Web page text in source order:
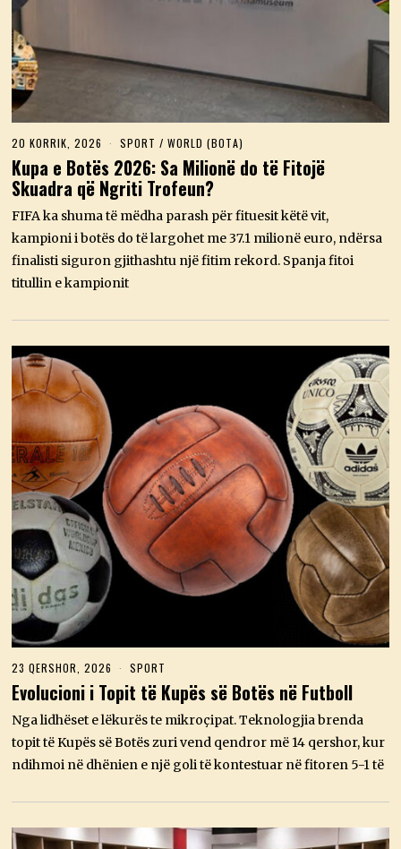
20 KORRIK, 2026
K
O
R
R
K
,
0
SPORT / WORLD (BOTA)
Kupa e Botës 2026: Sa Milionë do të Fitojë
Skuadra që Ngriti Trofeun?
FIFA ka shuma të mëdha parash për fituesit këtë vit,
kampioni i botës do të largohet me 37.1 milionë euro, ndërsa
finalisti siguron gjithashtu një fitim rekord. Spanja fitoi
titullin e kampionit
23 QERSHOR, 2026
Q
E
R
S
O
0
2
SPORT
Evolucioni i Topit të Kupës së Botës në Futboll
Nga lidhëset e lëkurës te mikroçipat. Teknologjia brenda
topit të Kupës së Botës zuri vend qendror më 14 qershor, kur
ndihmoi në dhënien e një goli të kontestuar në fitoren 5-1 të